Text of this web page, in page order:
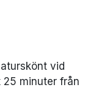
vid
25 minuter från